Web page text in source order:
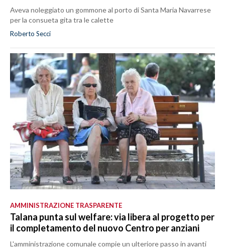
Aveva noleggiato un gommone al porto di Santa Maria Navarrese
per la consueta gita tra le calette
Roberto Secci
AMMINISTRAZIONE TRASPARENTE
Talana punta sul welfare: via libera al progetto per
il completamento del nuovo Centro per anziani
L'amministrazione comunale compie un ulteriore passo in avanti